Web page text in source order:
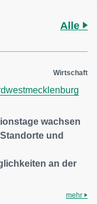
Alle
Wirtschaft
wachsen
und
an der
mehr